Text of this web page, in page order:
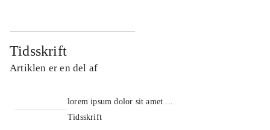
Tidsskrift
Artiklen er en del af
lorem ipsum dolor sit amet ...
Tidsskrift